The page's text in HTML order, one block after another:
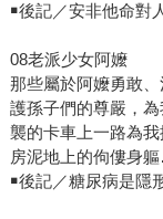
￭後記／安非他命對
08老派少女阿嬤
那些屬於阿嬤勇敢
護孫子們的尊嚴，
襲的卡車上一路為
房泥地上的佝僂身
￭後記／糖尿病是隱